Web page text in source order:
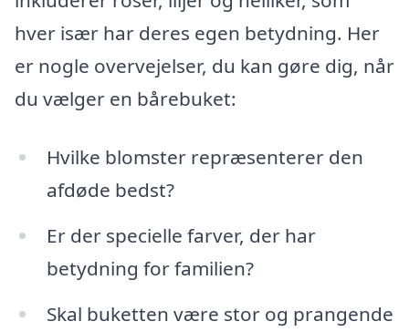
hver især har deres egen betydning. Her
er nogle overvejelser, du kan gøre dig, når
du vælger en bårebuket:
Hvilke blomster repræsenterer den
afdøde bedst?
Er der specielle farver, der har
betydning for familien?
Skal buketten være stor og prangende